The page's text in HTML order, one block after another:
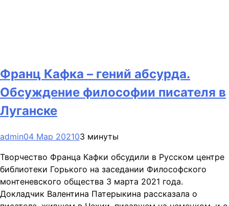
Франц Кафка – гений абсурда.
Обсуждение философии писателя в
Луганске
admin04 Мар 202103 минуты
Творчество Франца Кафки обсудили в Русском центре
библиотеки Горького на заседании Философского
монтеневского общества 3 марта 2021 года.
Докладчик Валентина Патерыкина рассказала о